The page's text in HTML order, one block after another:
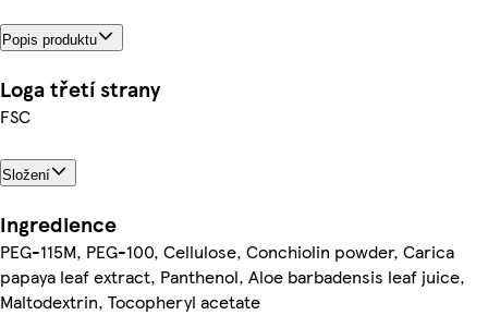
Popis produktu
Loga třetí strany
FSC
Složení
Ingredience
PEG-115M, PEG-100, Cellulose, Conchiolin powder, Carica
papaya leaf extract, Panthenol, Aloe barbadensis leaf juice,
Maltodextrin, Tocopheryl acetate